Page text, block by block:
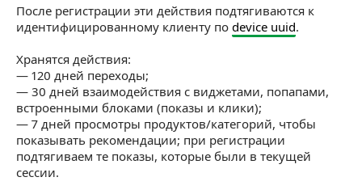
После регистрации эти действия подтягиваются к
идентифицированному клиенту по device uuid.
Хранятся действия:
— 120 дней переходы;
— 30 дней взаимодействия с виджетами, попапами,
встроенными блоками (показы и клики);
— 7 дней просмотры продуктов/категорий, чтобы
показывать рекомендации; при регистрации
подтягиваем те показы, которые были в текущей
сессии.